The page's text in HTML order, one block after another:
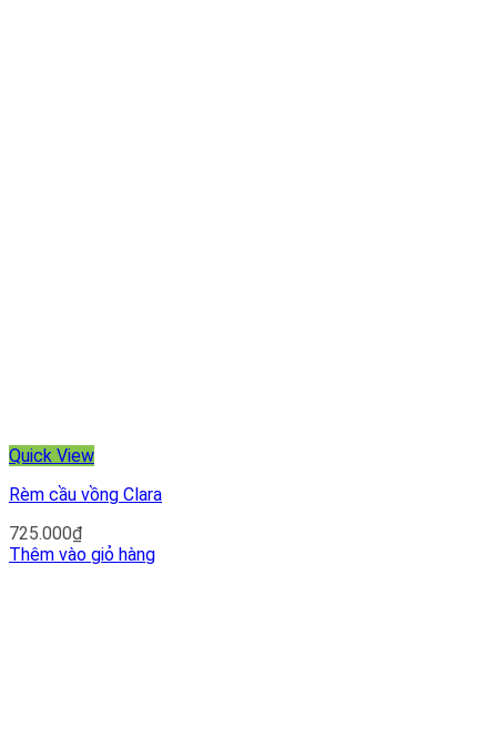
Quick View
Rèm cầu vồng Clara
725.000₫
Thêm vào giỏ hàng